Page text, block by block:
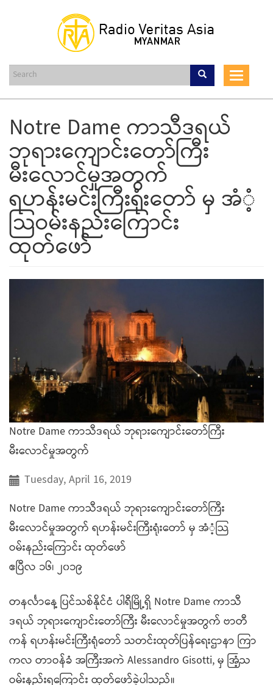
content
Toggle
Notre Dame ကာသီဒရယ်
ဘုရားကျောင်းတော်ကြီး
မီးလောင်မှုအတွက်
ရဟန်းမင်းကြီးရုံးတော် မှ အံံ့
သြဝမ်းနည်းကြောင်း
ထုတ်ဖော်
Notre Dame ကာသီဒရယ် ဘုရားကျောင်းတော်ကြီး
မီးလောင်မှုအတွက်
Tuesday, April 16, 2019
Notre Dame ကာသီဒရယ် ဘုရားကျောင်းတော်ကြီး
မီးလောင်မှုအတွက် ရဟန်းမင်းကြီးရုံးတော် မှ အံံ့သြ
ဝမ်းနည်းကြောင်း ထုတ်ဖော်
ဧပြီလ ၁၆၊ ၂၀၁၉
တနင်္လာနေ့ ပြင်သစ်နိုင်ငံ ပါရီမြို့ရှိ Notre Dame ကာသီ
ဒရယ် ဘုရားကျောင်းတော်ကြီး မီးလောင်မှုအတွက် ဗာတီ
ကန် ရဟန်းမင်းကြီးရုံတော် သတင်းထုတ်ပြန်ရေးဌာနာ ကြာ
ကလ တာဝန်ခံ အကြီးအကဲ Alessandro Gisotti, မှ အြံ့သ
ဝမ်းနည်းရကြောင်း ထုတ်ဖော်ခဲ့ပါသည်။